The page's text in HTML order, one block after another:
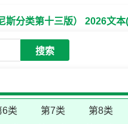
分类第十三版） 2026文
搜索
6类 第7类 第8类